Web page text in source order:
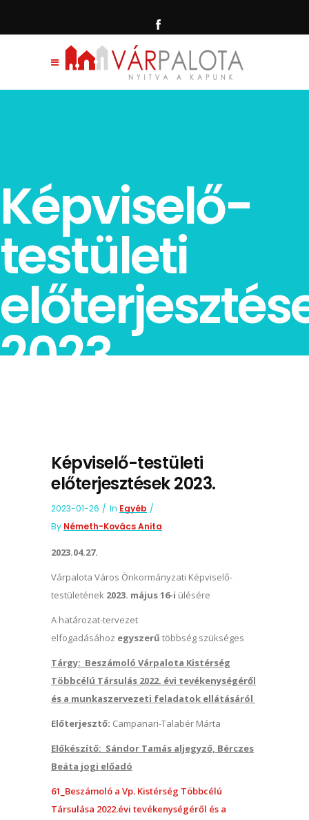
Képviselő-
testületi
2023.
Képviselő-testületi
előterjesztések 2023.
2023-01-26 In Egyéb
By Németh-Kovács Anita
2023.04.27.
Várpalota Város Önkormányzati Képviselő-
testületének 2023. május 16-i ülésére
A határozat-tervezet
elfogadásához egyszerű többség szükséges
Tárgy: Beszámoló Várpalota Kistérség
Többcélú Társulás 2022. évi tevékenységéről
és a munkaszervezeti feladatok ellátásáról
Előterjesztő: Campanari-Talabér Márta
Előkészítő: Sándor Tamás aljegyző, Bérczes
Beáta jogi előadó
61_Beszámoló a Vp. Kistérség Többcélú
Társulása 2022.évi tevékenységéről és a